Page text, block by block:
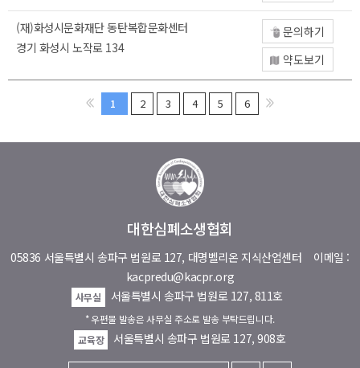
(재)화성시문화재단 동탄복합문화센터
경기 화성시 노작로 134
문의하기
약도보기
1 2 3 4 5 6
대한심폐소생협회
05836 서울특별시 송파구 법원로 127, 대명벨리온 지식산업센터 이메일 :
kacpredu@kacpr.org
사무실 서울특별시 송파구 법원로 127, 811호
* 우편물 발송은 사무실 주소로 발송 부탁드립니다.
교육장
서울특별시 송파구 법원로 127, 908호